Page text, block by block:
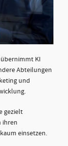
KI
Abteilungen
und
gezielt
ihren
einsetzen.